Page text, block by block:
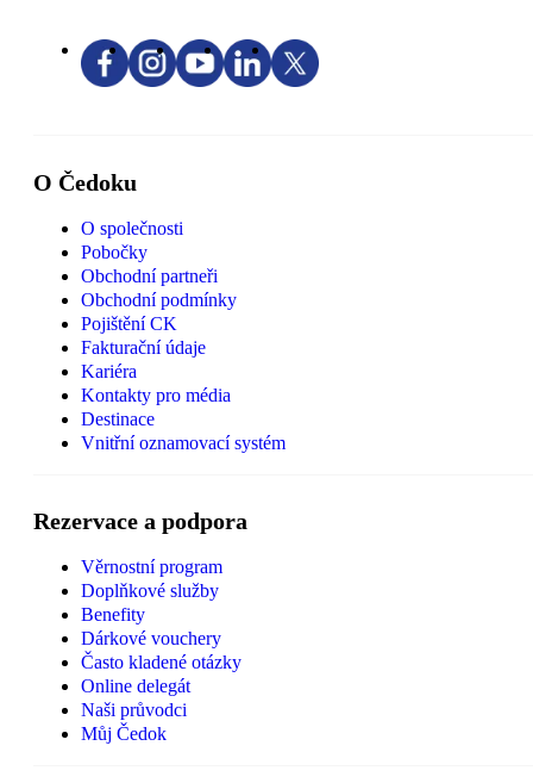
O Čedoku
O společnosti
Pobočky
Obchodní partneři
Obchodní podmínky
Pojištění CK
Fakturační údaje
Kariéra
Kontakty pro média
Destinace
Vnitřní oznamovací systém
Rezervace a podpora
Věrnostní program
Doplňkové služby
Benefity
Dárkové vouchery
Často kladené otázky
Online delegát
Naši průvodci
Můj Čedok